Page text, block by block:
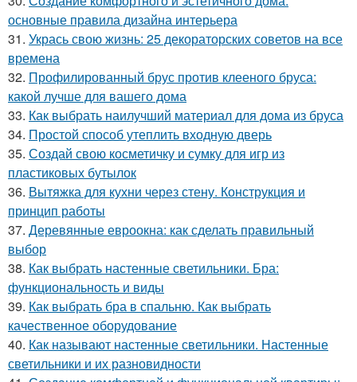
основные правила дизайна интерьера
31. Укрась свою жизнь: 25 декораторских советов на все
времена
32. Профилированный брус против клееного бруса:
какой лучше для вашего дома
33. Как выбрать наилучший материал для дома из бруса
34. Простой способ утеплить входную дверь
35. Создай свою косметичку и сумку для игр из
пластиковых бутылок
36. Вытяжка для кухни через стену. Конструкция и
принцип работы
37. Деревянные евроокна: как сделать правильный
выбор
38. Как выбрать настенные светильники. Бра:
функциональность и виды
39. Как выбрать бра в спальню. Как выбрать
качественное оборудование
40. Как называют настенные светильники. Настенные
светильники и их разновидности